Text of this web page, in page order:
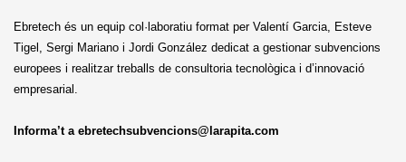
Ebretech és un equip col·laboratiu format per Valentí Garcia, Esteve
Tigel, Sergi Mariano i Jordi González dedicat a gestionar subvencions
europees i realitzar treballs de consultoria tecnològica i d’innovació
empresarial.
Informa’t a ebretechsubvencions@larapita.com